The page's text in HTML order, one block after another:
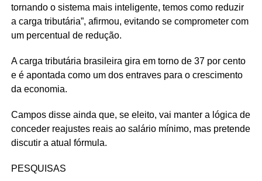
tornando o sistema mais inteligente, temos como reduzir
a carga tributária”, afirmou, evitando se comprometer com
um percentual de redução.
A carga tributária brasileira gira em torno de 37 por cento
e é apontada como um dos entraves para o crescimento
da economia.
Campos disse ainda que, se eleito, vai manter a lógica de
conceder reajustes reais ao salário mínimo, mas pretende
discutir a atual fórmula.
PESQUISAS